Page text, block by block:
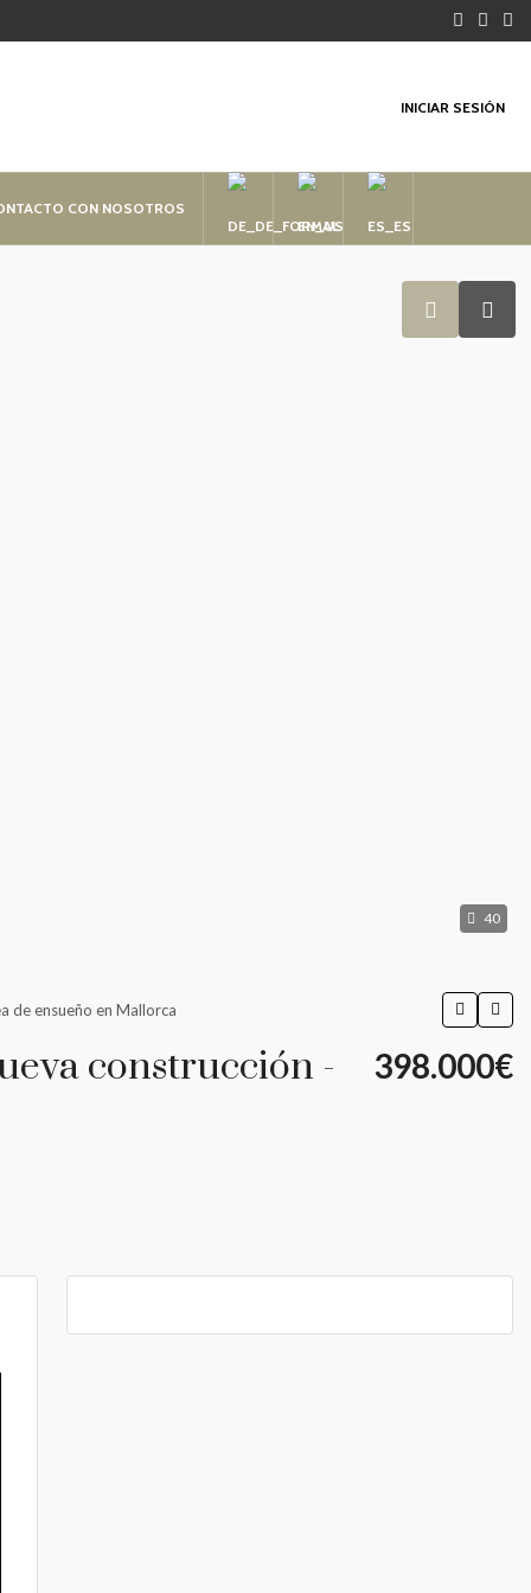
INICIAR SESIÓN
CON NOSOTROS
40
de ensueño en Mallorca
construcción - 398.000€